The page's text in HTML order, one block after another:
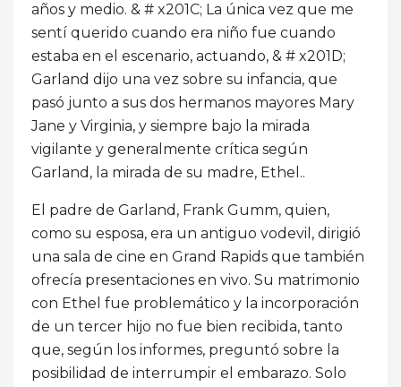
años y medio. & # x201C; La única vez que me
sentí querido cuando era niño fue cuando
estaba en el escenario, actuando, & # x201D;
Garland dijo una vez sobre su infancia, que
pasó junto a sus dos hermanos mayores Mary
Jane y Virginia, y siempre bajo la mirada
vigilante y generalmente crítica según
Garland, la mirada de su madre, Ethel..
El padre de Garland, Frank Gumm, quien,
como su esposa, era un antiguo vodevil, dirigió
una sala de cine en Grand Rapids que también
ofrecía presentaciones en vivo. Su matrimonio
con Ethel fue problemático y la incorporación
de un tercer hijo no fue bien recibida, tanto
que, según los informes, preguntó sobre la
posibilidad de interrumpir el embarazo. Solo